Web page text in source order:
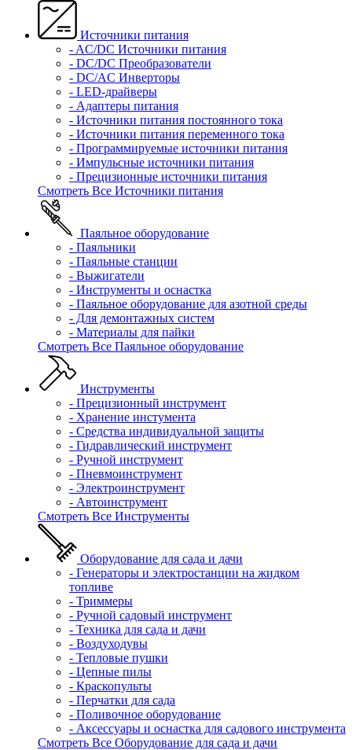
Источники питания
- AC/DC Источники питания
- DC/DC Преобразователи
- DC/AC Инверторы
- LED-драйверы
- Адаптеры питания
- Источники питания постоянного тока
- Источники питания переменного тока
- Программируемые источники питания
- Импульсные источники питания
- Прецизионные источники питания
Смотреть Все Источники питания
Паяльное оборудование
- Паяльники
- Паяльные станции
- Выжигатели
- Инструменты и оснастка
- Паяльное оборудование для азотной среды
- Для демонтажных систем
- Материалы для пайки
Смотреть Все Паяльное оборудование
Инструменты
- Прецизионный инструмент
- Хранение инстумента
- Средства индивидуальной защиты
- Гидравлический инструмент
- Ручной инструмент
- Пневмоинструмент
- Электроинструмент
- Автоинструмент
Смотреть Все Инструменты
Оборудование для сада и дачи
- Генераторы и электростанции на жидком
топливе
- Триммеры
- Ручной садовый инструмент
- Техника для сада и дачи
- Воздуходувы
- Тепловые пушки
- Цепные пилы
- Краскопульты
- Перчатки для сада
- Поливочное оборудование
- Аксессуары и оснастка для садового инструмента
Смотреть Все Оборудование для сада и дачи